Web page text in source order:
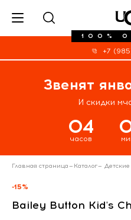
100%
+7
Звенят
И скидки
04
часов
Главная страница— Каталог— Детские
-15%
Bailey Button Kid's